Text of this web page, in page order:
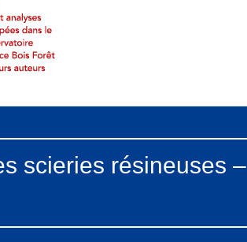
scieries résineuses –